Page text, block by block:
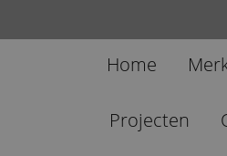
Home
Projecten